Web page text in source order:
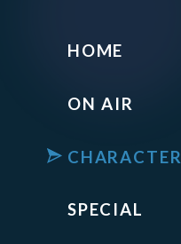
HOME
ON AIR
CHARACTER
SPECIAL